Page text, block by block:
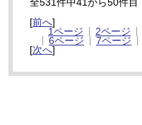
全531件中41から50件目
[前へ]
1ページ
2ページ
6ページ
7ページ
[次へ]